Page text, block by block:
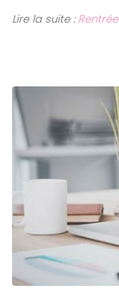
Lire la suite :Rentrée